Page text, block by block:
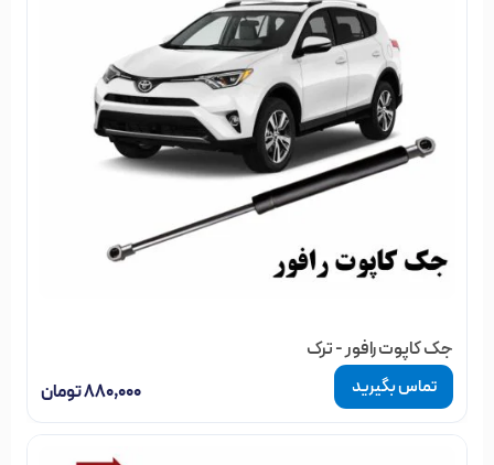
جک کاپوت رافور - ترک
۸۸۰,۰۰۰تومان تماس بگیرید